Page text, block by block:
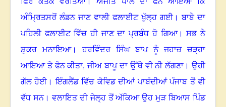
ਅੰਮ੍ਰਿਤਸਰੋਂ ਲੰਡਨ ਜਾਣ ਵਾਲੀ ਫਲਾਈਟ ਖੁੱਲ੍ਹ ਗਈ।ਬਾਬੇ ਦਾ
ਪਹਿਲੀ ਫਲਾਈਟ ਵਿੱਚ ਹੀ ਜਾਣ ਦਾ ਪ੍ਰਬੰਧ ਹੋ ਗਿਆ।ਸਭ ਨੇ
ਸ਼ੁਕਰ ਮਨਾਇਆ।ਹਰਵਿੰਦਰ ਸਿੰਘ ਬਾਪ ਨੂੰ ਜਹਾਜ਼ ਚੜ੍ਹਾ
ਆਇਆ ਤੇ ਫੋਨ ਕੀਤਾ,ਜੀਅ ਬਾਪੂ ਦਾ ਉੱਥੇ ਵੀ ਨੀ ਲੱਗਣਾ ।ਉਹੀ
ਗੱਲ ਹੋਈ।ਇੰਗਲੈਂਡ ਵਿੱਚ ਕੋਵਿਡ ਦੀਆਂ ਪਾਬੰਦੀਆਂ ਪੰਜਾਬ ਤੋਂ ਵੀ
ਵੱਧ ਸਨ। ਵਲਾਇਤ ਦੀ ਜੇਲ੍ਹ ਤੋਂ ਅੱਕਿਆ ਉਹ ਮੁੜ ਬਿਆਸ ਪਿੰਡ